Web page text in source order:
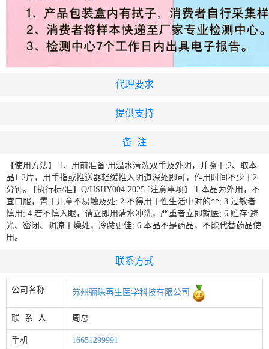
代理要求
提供支持
备 注
【使用方法】 1、用前准备:用温水清洗双手及外阴，并擦干;2、取本
品1-2片，用手指或推送器轻缓推入阴道深处即可，作用时间不少于2
分钟。 [执行标/准】Q/HSHY004-2025 [注意事项】 1.本品为外用，不
宜口服，置于儿童不易触及处; 2.不得用于性生活中对的**; 3.过敏者
慎用; 4.若不慎入眼，请立即用清水冲洗，严重者立即就医; 6.贮存:避
光、密闭、阴凉干燥处，冷藏更佳; 6.本品不是药品，不能代替药品使
用。
联系方式
公司名称 苏州骊珠再生医学科技有限公司
联 系 人 周总
手机 16651299991